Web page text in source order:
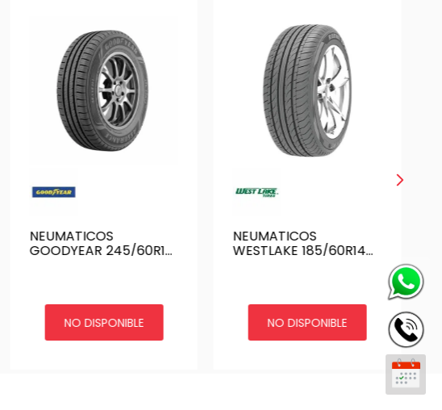
NEUMATICOS
GOODYEAR 245/60R18
NO DISPONIBLE
NEUMATICOS
WESTLAKE 185/60R14
NO DISPONIBLE